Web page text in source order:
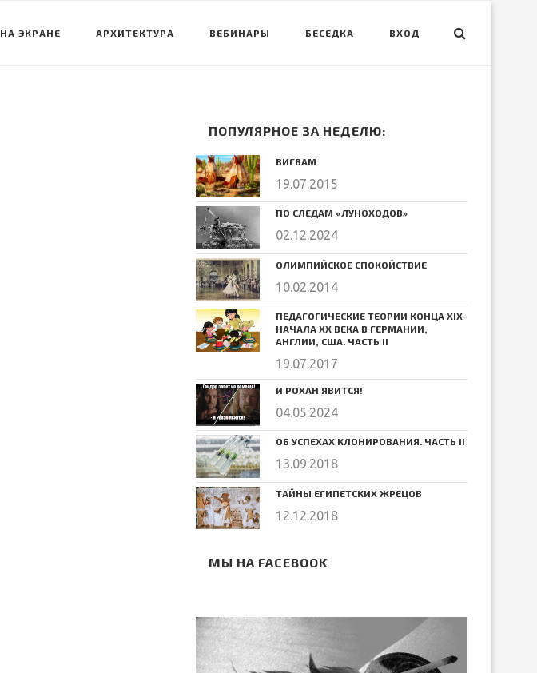
НА ЭКРАНЕ АРХИТЕКТУРА ВЕБИНАРЫ БЕСЕДКА ВХОД
ПОПУЛЯРНОЕ ЗА НЕДЕЛЮ:
ВИГВАМ
19.07.2015
ПО СЛЕДАМ «ЛУНОХОДОВ»
02.12.2024
ОЛИМПИЙСКОЕ СПОКОЙСТВИЕ
10.02.2014
ПЕДАГОГИЧЕСКИЕ ТЕОРИИ КОНЦА ХIХ-
НАЧАЛА ХХ ВЕКА В ГЕРМАНИИ,
АНГЛИИ, США. ЧАСТЬ II
19.07.2017
И РОХАН ЯВИТСЯ!
04.05.2024
ОБ УСПЕХАХ КЛОНИРОВАНИЯ. ЧАСТЬ II
13.09.2018
ТАЙНЫ ЕГИПЕТСКИХ ЖРЕЦОВ
12.12.2018
МЫ НА FACEBOOK